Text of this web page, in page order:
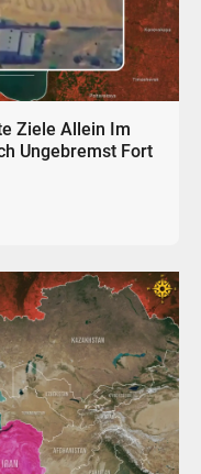
Ziele Allein Im
Ungebremst Fort